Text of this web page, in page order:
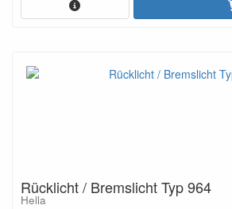
Rücklicht / Bremslicht Typ 964
Hella